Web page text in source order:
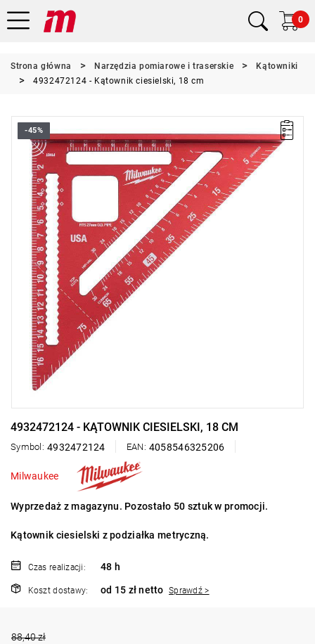
0
Strona główna Narzędzia pomiarowe i traserskie
Kątowniki
4932472124 - Kątownik ciesielski, 18 cm
-45%
4932472124 - KĄTOWNIK CIESIELSKI, 18 CM
Symbol: 4932472124 EAN: 4058546325206
Milwaukee
Wyprzedaż z magazynu. Pozostało 50 sztuk w promocji.
Kątownik ciesielski z podziałka metryczną.
Czas realizacji: 48 h
Koszt dostawy: od 15 zł netto Sprawdź >
88,40 zł